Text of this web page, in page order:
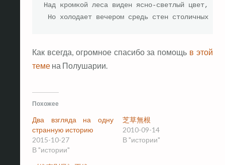
Над кромкой леса виден ясно-светлый цвет,
Но холодает вечером средь стен столичных
Как всегда, огромное спасибо за помощь в этой
теме на Полушарии.
Похожее
Два взгляда на одну
странную историю
2015-10-27
В "истории"
芝草無根
2010-09-14
В "истории"